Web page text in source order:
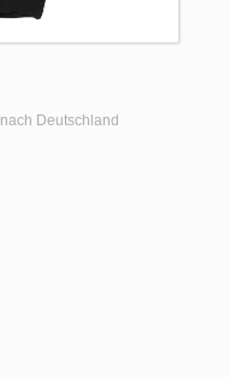
nach Deutschland